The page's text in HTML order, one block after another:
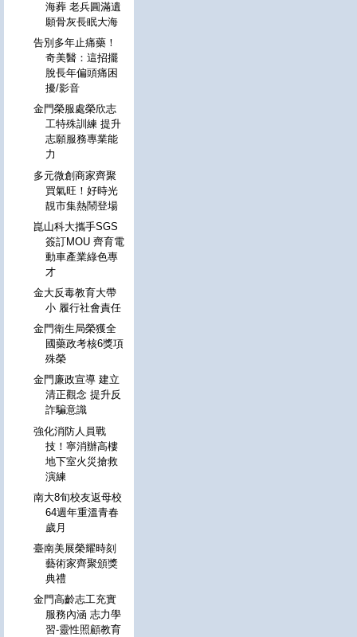
海葬 老兵圓滿遺
願骨灰長眠大海
告別多年止痛藥！
奇美醫：這招擺
脫長年偏頭痛困
擾/影音
金門榮服處榮欣志
工特殊訓練 提升
志願服務專業能
力
多元微創商家齊聚
買氣旺！好時光
靚市集熱鬧登場
崑山科大攜手SGS
簽訂MOU 齊育電
動車產業綠色專
才
金大反毒教育大帶
小 履行社會責任
金門衛生局榮獲全
國藥政考核6獎項
殊榮
金門廉政宣導 建立
清正觀念 提升反
詐騙意識
強化消防人員戰
技！寧消辦高樓
地下室火災搶救
演練
南大8旬校友返母校
64週年重溫青春
歲月
臺南美展榮耀時刻
藝術家齊聚頒獎
典禮
金門高齡志工充實
服務內涵 志力學
習-靈性照顧教育